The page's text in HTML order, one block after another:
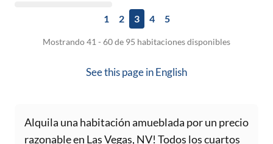
1 2 3 4 5
Mostrando 41 - 60 de 95 habitaciones disponibles
See this page inEnglish
Alquila una habitación amueblada por un precio
razonable en Las Vegas, NV! Todos los cuartos